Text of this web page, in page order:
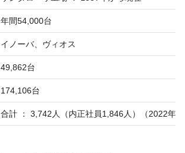
年間54,000台
イノーバ、ヴィオス
49,862台
174,106台
合計 ： 3,742人（内正社員1,846人）（2022年